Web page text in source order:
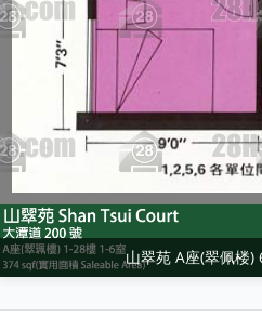
山翠苑 A座(翠佩楼)